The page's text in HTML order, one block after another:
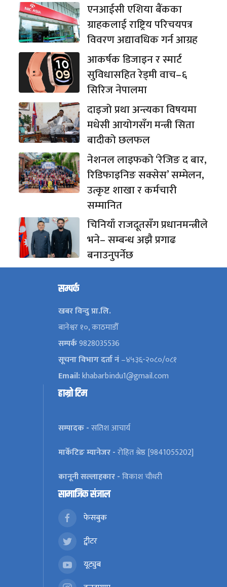
एनआईसी एशिया बैंकका
ग्राहकलाई राष्ट्रिय परिचयपत्र
विवरण अद्यावधिक गर्न आग्रह
आकर्षक डिजाइन र स्मार्ट
सुविधासहित रेड्मी वाच–६
सिरिज नेपालमा
दाइजो प्रथा अन्त्यका विषयमा
मधेसी आयोगसँग मन्त्री सिता
बादीको छलफल
नेशनल लाइफको ‘रेजिङ द बार,
रिडिफाइनिङ सक्सेस’ सम्मेलन,
उत्कृष्ट शाखा र कर्मचारी
सम्मानित
चिनियाँ राजदूतसँग प्रधानमन्त्रीले
भने– सम्बन्ध अझै प्रगाढ
बनाउनुपर्नेछ
सम्पर्क
खबर विन्दु प्रा.लि.
बानेश्वर १०, काठमाडौँ
सम्पर्क9828035536
सूचना विभाग दर्ता नं–४५३६-२०८०/०८१
Email:khabarbindu1@gmail.com
हाम्रो टिम
सम्पादक -सतिश आचार्य
मार्केटिङ म्यानेजर -रोहित श्रेष्ठ [9841055202]
कानूनी सल्लाहकार -विकाश चौधरी
सामाजिक संजाल
फेसबुक
ट्वीटर
यूट्युब